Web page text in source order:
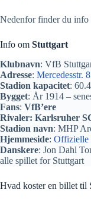
Nedenfor finder du info
Info om Stuttgart
Klubnavn: VfB
Adresse: Mercedesstr.
Stadion kapacitet:
Bygget: År 1914 –
Fans: VfB’ere
Rivaler: Karlsruher
Stadion navn: MHP
Hjemmeside: Offizielle
Danskere: Jon Dahl
alle spillet for Stuttgart
Hvad koster en billet til